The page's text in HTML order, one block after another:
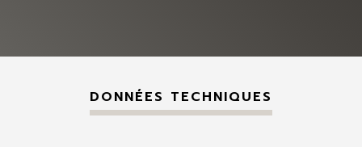
DONNÉES TECHNIQUES